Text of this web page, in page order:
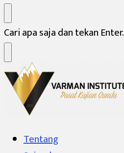
Varman Institute
Pusat Kajian Sunda
Mencari
Sesuatu?
Cari apa saja dan tekan Enter.
Varman Institute
Pusat Kajian Sunda
Tentang